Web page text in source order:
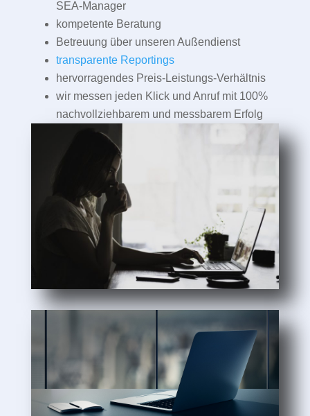
SEA-Manager
kompetente Beratung
Betreuung über unseren Außendienst
transparente Reportings
hervorragendes Preis-Leistungs-Verhältnis
wir messen jeden Klick und Anruf mit 100%
nachvollziehbarem und messbarem Erfolg